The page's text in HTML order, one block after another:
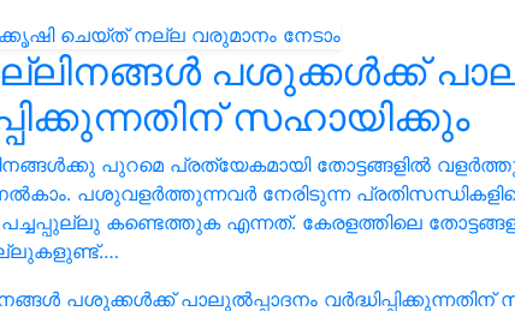
പശുക്കൾക്ക്
സഹായിക്കും
പുറമെ പ്രത്യേകമായി തോട്ടങ്ങളിൽ
പശുവളർത്തുന്നവർ നേരിടുന്ന
കണ്ടെത്തുക എന്നത്. കേരളത്തിലെ